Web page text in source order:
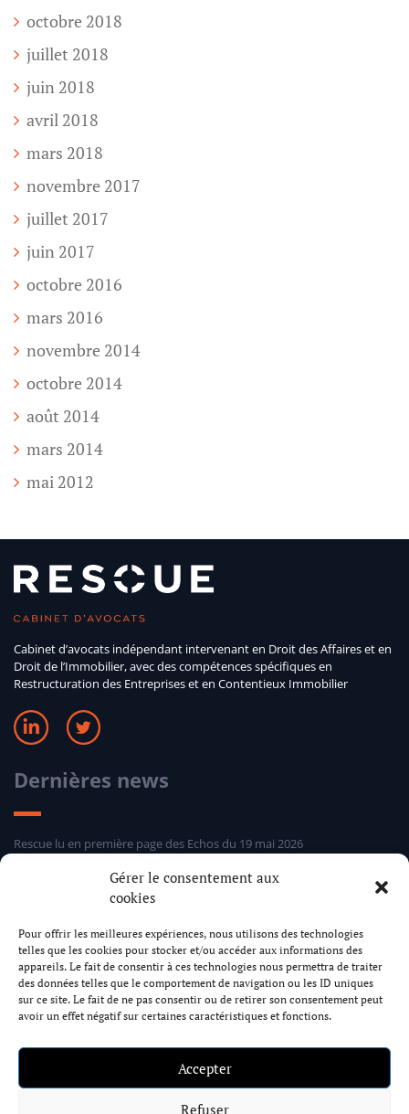
Gérer le consentement aux
cookies
Pour offrir les meilleures expériences, nous utilisons des technologies
telles que les cookies pour stocker et/ou accéder aux informations des
appareils. Le fait de consentir à ces technologies nous permettra de traiter
des données telles que le comportement de navigation ou les ID uniques
sur ce site. Le fait de ne pas consentir ou de retirer son consentement peut
avoir un effet négatif sur certaines caractéristiques et fonctions.
Accepter
Refuser
octobre 2018
juillet 2018
juin 2018
avril 2018
mars 2018
novembre 2017
juillet 2017
juin 2017
octobre 2016
mars 2016
novembre 2014
octobre 2014
août 2014
mars 2014
mai 2012
Cabinet d’avocats indépendant intervenant en Droit des Affaires et en
Droit de l’Immobilier, avec des compétences spécifiques en
Restructuration des Entreprises et en Contentieux Immobilier
Dernières news
Rescue lu en première page des Echos du 19 mai 2026
Sélection hebdomadaire Rescue d’Entreprises Distress 24 mars 2026
Sélection hebdomadaire Rescue d’Entreprises Distress 5 mars 2026
Cabinet Rescue
17 rue Dumont d’Urville 75116 Paris
+33 1 73 79 58 89